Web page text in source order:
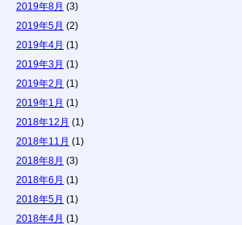
2019年8月 (3)
2019年5月 (2)
2019年4月 (1)
2019年3月 (1)
2019年2月 (1)
2019年1月 (1)
2018年12月 (1)
2018年11月 (1)
2018年8月 (3)
2018年6月 (1)
2018年5月 (1)
2018年4月 (1)